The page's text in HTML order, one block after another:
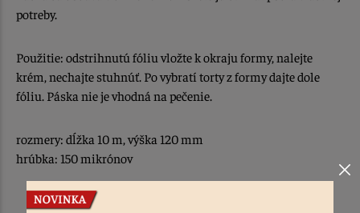
potreby.
Použitie: odstrihnutú fóliu vložte k okraju formy, nalejte
krém, nechajte stuhnúť. Po vybratí torty z formy dajte dole
fóliu. Páska nie je vhodná na pečenie.
rozmery: dĺžka 10 m, výška 120 mm
hrúbka: 150 mikrónov